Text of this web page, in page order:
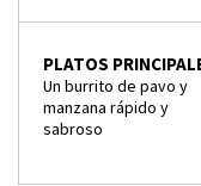
PLATOS
Un burrito de pavo y
manzana rápido y
sabroso